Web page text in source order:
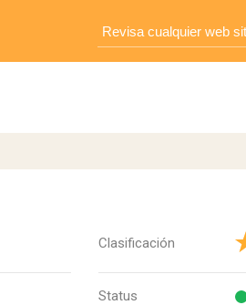
Clasificación
Status